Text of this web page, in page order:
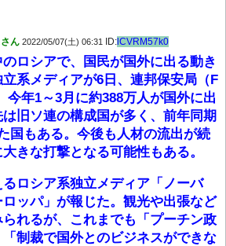
ん 2022/05/07(土) 06:31 ID: lCVRM57k0
ロシアで、国民が国外に出る動き
系メディアが6日、連邦保安局（F
今年1～3月に約388万人が国外に出
旧ソ連の構成国が多く、前年同期
国もある。今後も人材の流出が続
きな打撃となる可能性もある。
ロシア系独立メディア「ノーバ
ッパ」が報じた。観光や出張など
れるが、これまでも「プーチン政
制裁で国外とのビジネスができな